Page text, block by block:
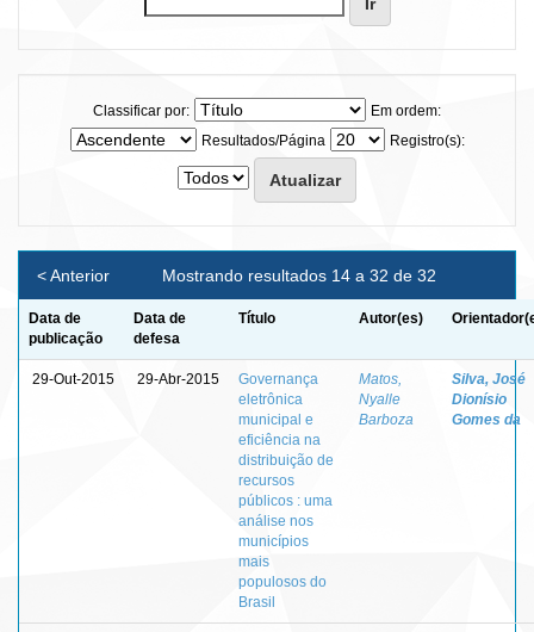
Classificar por:
Em ordem:
Resultados/Página
Registro(s):
Mostrando resultados 14 a 32 de 32
< Anterior
Data de
publicação
Data de
defesa
Título Autor(es)
29-Out-2015 29-Abr-2015
Governança
eletrônica
municipal e
eficiência na
distribuição de
recursos
públicos : uma
análise nos
municípios
mais
populosos do
Brasil
Matos,
Nyalle
Barboza
Silva, José
Dionísio
Gomes da